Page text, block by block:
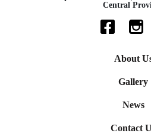
Central
About
Gallery
News
Contact